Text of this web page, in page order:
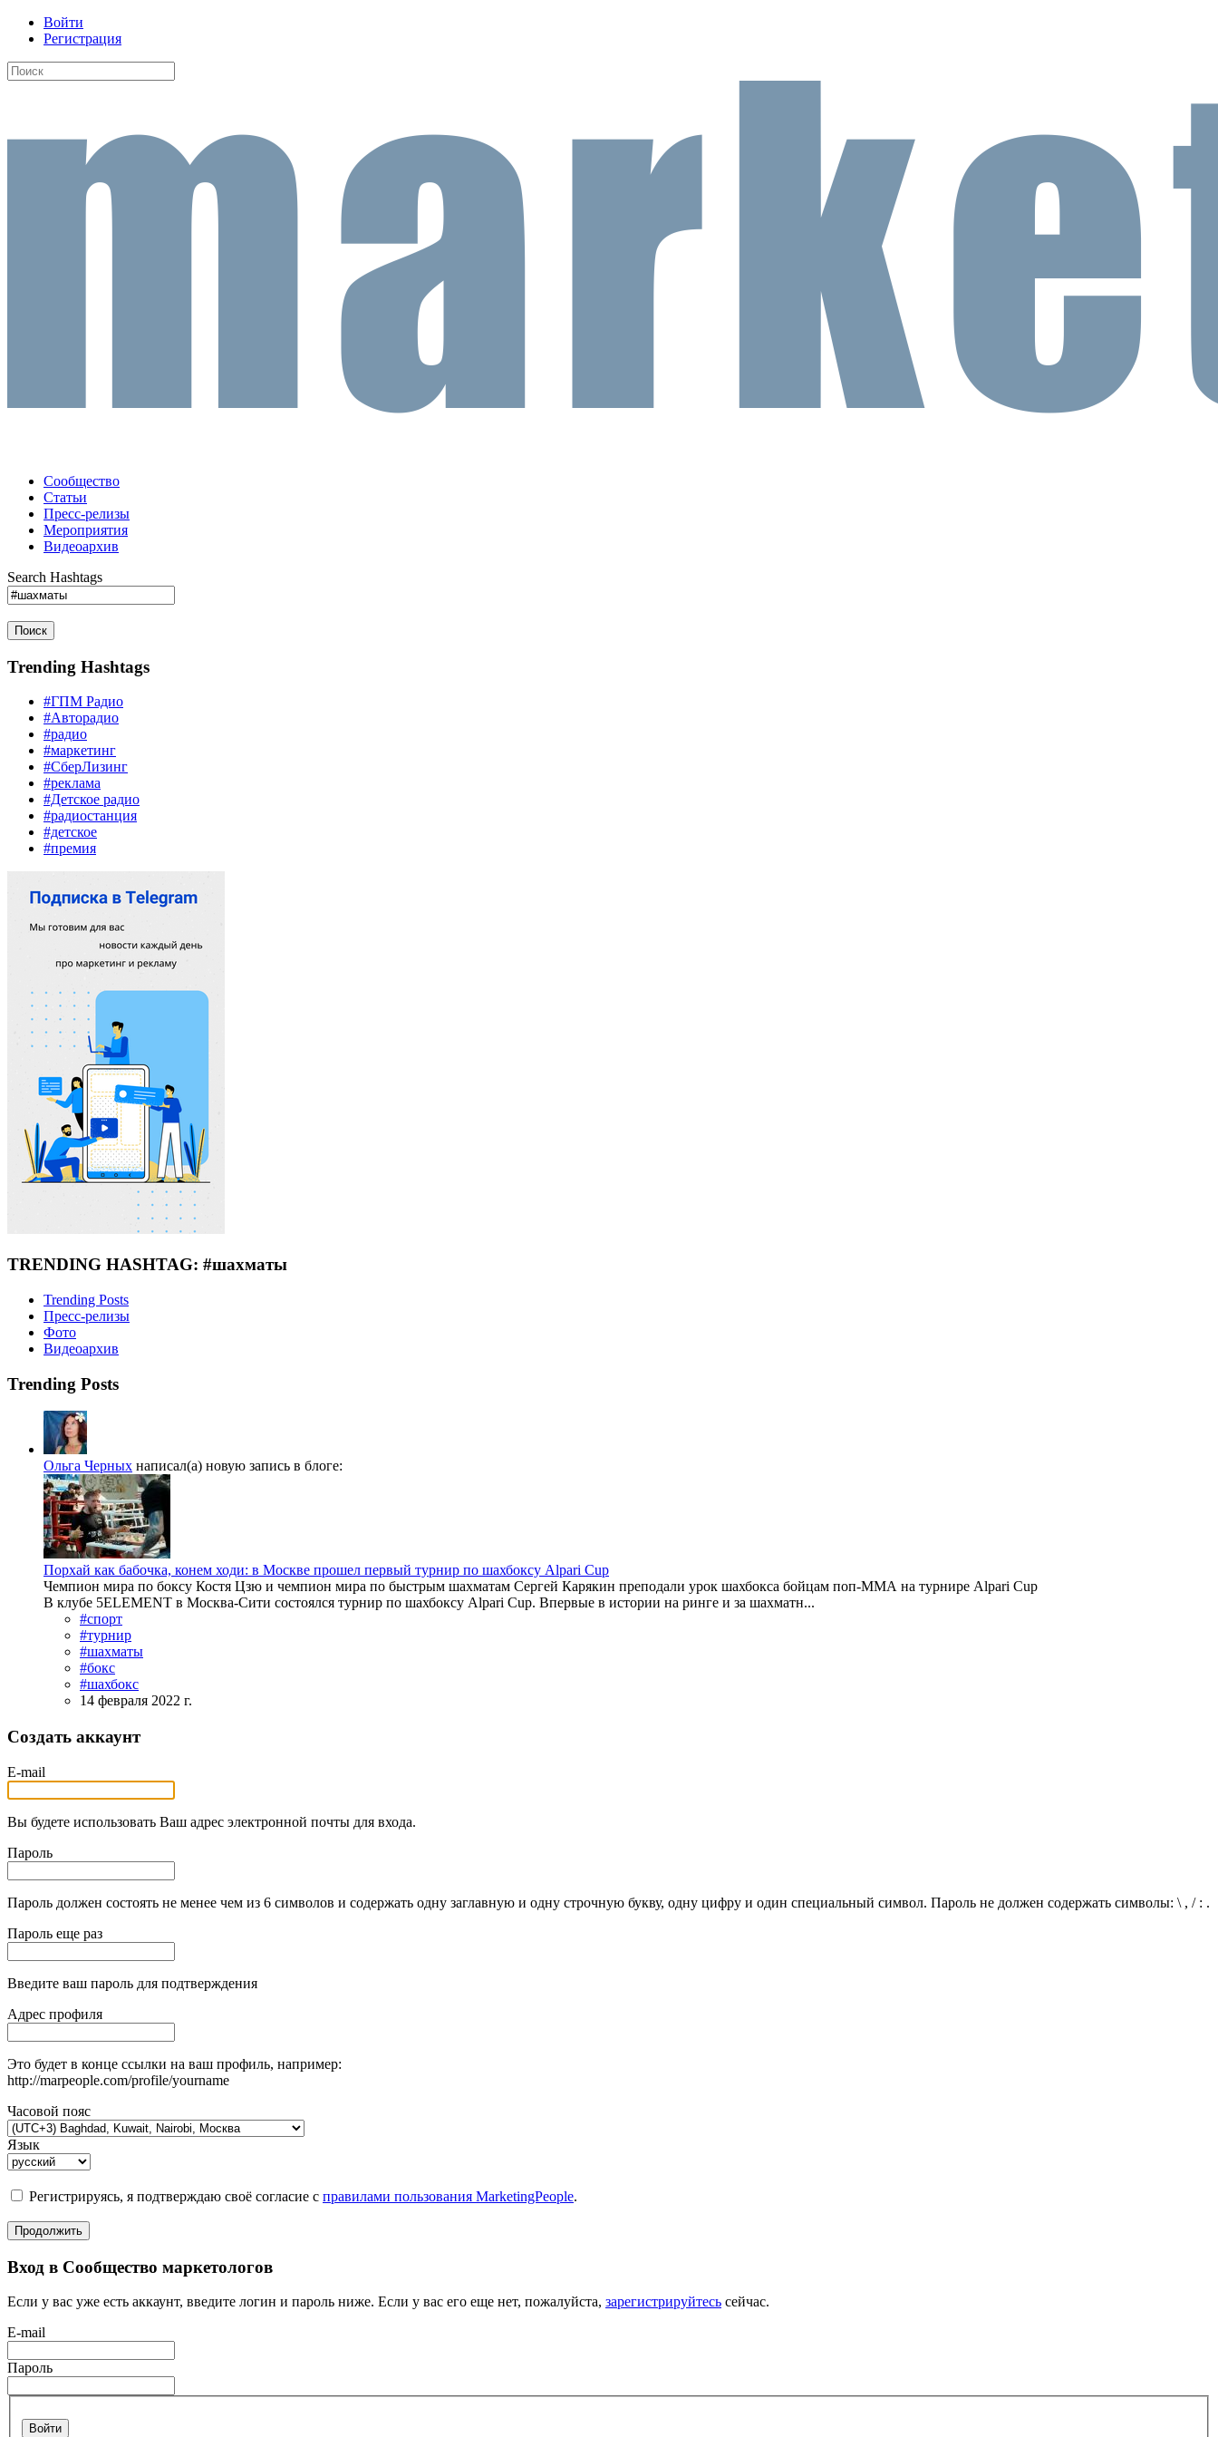
Войти
Регистрация
Сообщество
Статьи
Пресс-релизы
Мероприятия
Видеоархив
Search Hashtags
Поиск
Trending Hashtags
#ГПМ Радио
#Авторадио
#радио
#маркетинг
#СберЛизинг
#реклама
#Детское радио
#радиостанция
#детское
#премия
TRENDING HASHTAG: #шахматы
Trending Posts
Пресс-релизы
Фото
Видеоархив
Trending Posts
Ольга Черных написал(а) новую запись в блоге:
Порхай как бабочка, конем ходи: в Москве прошел первый турнир по шахбоксу Alpari Cup
Чемпион мира по боксу Костя Цзю и чемпион мира по быстрым шахматам Сергей Карякин преподали урок шахбокса бойцам поп-ММА на турнире Alpari Cup
В клубе 5ELEMENT в Москва-Сити состоялся турнир по шахбоксу Alpari Cup. Впервые в истории на ринге и за шахматн...
#спорт
#турнир
#шахматы
#бокс
#шахбокс
14 февраля 2022 г.
Создать аккаунт
E-mail
Вы будете использовать Ваш адрес электронной почты для входа.
Пароль
Пароль должен состоять не менее чем из 6 символов и содержать одну заглавную и одну строчную букву, одну цифру и один специальный символ. Пароль не должен содержать символы: \ , / : .
Пароль еще раз
Введите ваш пароль для подтверждения
Адрес профиля
Это будет в конце ссылки на ваш профиль, например:
http://marpeople.com/profile/yourname
Часовой пояс
Язык
Регистрируясь, я подтверждаю своё согласие с правилами пользования MarketingPeople.
Продолжить
Вход в Сообщество маркетологов
Если у вас уже есть аккаунт, введите логин и пароль ниже. Если у вас его еще нет, пожалуйста, зарегистрируйтесь сейчас.
E-mail
Пароль
Войти